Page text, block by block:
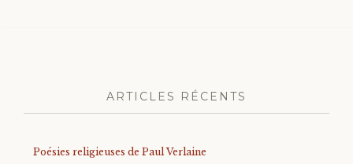
ARTICLES RÉCENTS
Poésies religieuses de Paul Verlaine